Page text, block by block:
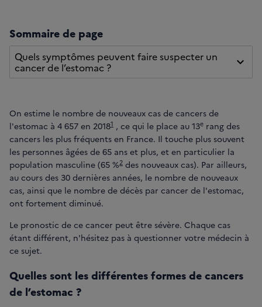
Sommaire de page
Quels symptômes peuvent faire suspecter un
cancer de l’estomac ?
On estime le nombre de nouveaux cas de cancers de
l'estomac à 4 657 en 20181 , ce qui le place au 13e rang des
cancers les plus fréquents en France. Il touche plus souvent
les personnes âgées de 65 ans et plus, et en particulier la
population masculine (65 %2 des nouveaux cas). Par ailleurs,
au cours des 30 dernières années, le nombre de nouveaux
cas, ainsi que le nombre de décès par cancer de l'estomac,
ont fortement diminué.
Le pronostic de ce cancer peut être sévère. Chaque cas
étant différent, n'hésitez pas à questionner votre médecin à
ce sujet.
Quelles sont les différentes formes de cancers
de l’estomac ?